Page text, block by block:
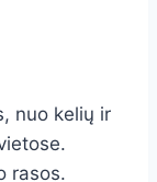
nuo kelių ir
rasos.